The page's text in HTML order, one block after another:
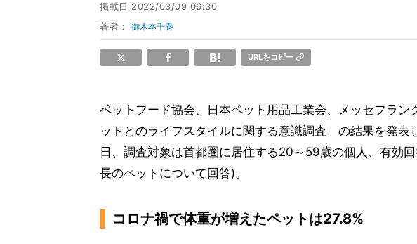
掲載日 2022/03/09 06:30
著者：御木本千春
URLをコピー
ペットフード協会、日本ペット用品工業会、メッセフラ
ットとのライフスタイルに関する意識調査」の結果を発
日、調査対象は首都圏に居住する20～59歳の個人、有効
長のペットについて回答)。
コロナ禍で体重が増えたペットは27.8%